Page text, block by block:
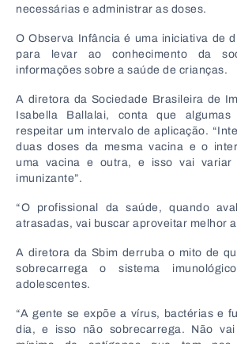
necessárias e administrar as doses.
O Observa Infância é uma iniciativa de
para levar ao conhecimento da
informações sobre a saúde de crianças.
A diretora da Sociedade Brasileira de
Isabella Ballalai, conta que algumas
respeitar um intervalo de aplicação.
duas doses da mesma vacina e o
uma vacina e outra, e isso vai
imunizante”.
“O profissional da saúde, quando
atrasadas, vai buscar aproveitar melhor
A diretora da Sbim derruba o mito de
sobrecarrega o sistema
adolescentes.
“A gente se expõe a vírus, bactérias e
dia, e isso não sobrecarrega. Não